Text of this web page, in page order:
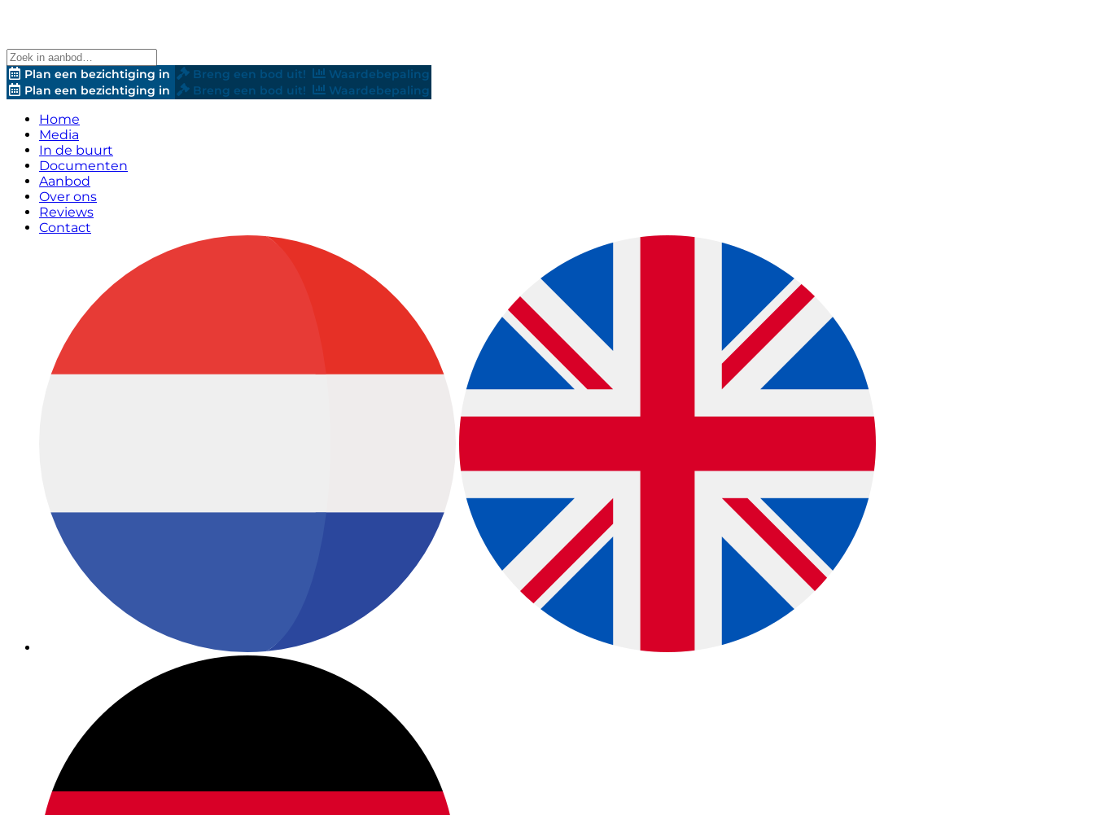
Plan een bezichtiging in Breng een bod uit!
Waardebepaling
Plan een bezichtiging in
Breng een bod uit! Waardebepaling
Home
Media
In de buurt
Documenten
Aanbod
Over ons
Reviews
Contact